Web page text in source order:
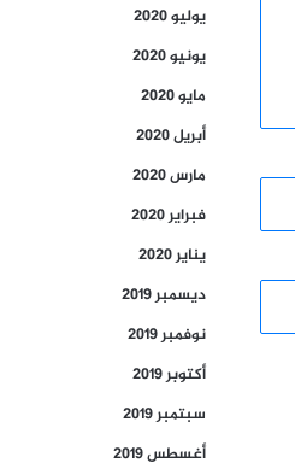
يوليو 2020
يونيو 2020
مايو 2020
أبريل 2020
مارس 2020
فبراير 2020
يناير 2020
ديسمبر 2019
نوفمبر 2019
أكتوبر 2019
سبتمبر 2019
أغسطس 2019